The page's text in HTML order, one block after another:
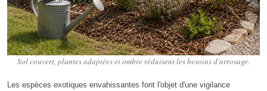
Sol couvert, plantes adaptées et ombre réduisent les besoins d'arrosage.
Les espèces exotiques envahissantes font l'objet d'une vigilance